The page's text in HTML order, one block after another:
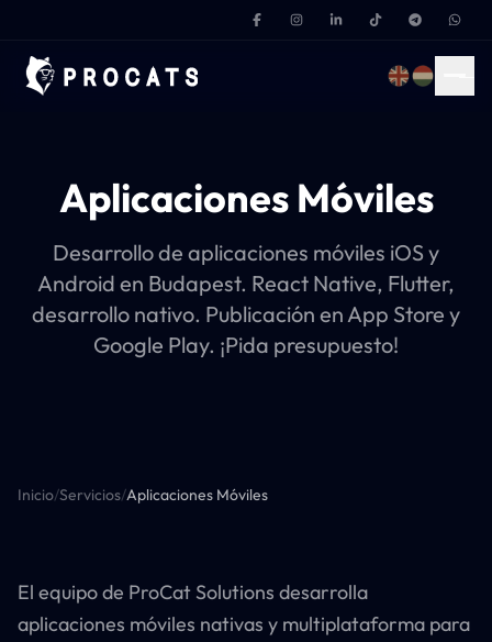
Nuestro Equipo
Sobre Nosotros
Servicios
hello@procats.es
Aplicaciones Móviles
Desarrollo de aplicaciones móviles iOS y
Android en Budapest. React Native, Flutter,
desarrollo nativo. Publicación en App Store y
Google Play. ¡Pida presupuesto!
Inicio/Servicios/Aplicaciones Móviles
El equipo de ProCat Solutions desarrolla
aplicaciones móviles nativas y multiplataforma para